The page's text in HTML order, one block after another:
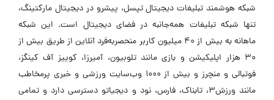
شبکه هوشمند تبلیغات دیجیتال تپسل، پیشرو در دیجیتال مارکتینگ،
تنها شبکه تبلیغات همه‌جانبه در فضای دیجیتال است. این شبکه
ماهانه به بیش از ۴۰ میلیون کاربر منحصربه‌فرد آنلاین از طریق بیش از
۳۰ هزار اپلیکیشن و بازی مانند تلوبیون، آمیرزا، کوییز آف کینگز،
فوتبالی و منچرز و بیش از ۱۰۰۰ وب‌سایت ورزشی و خبری پرمخاطب
مانند ورزش۳، تابناک، فارس، نود و دیجیاتو دسترسی دارد و تمامی